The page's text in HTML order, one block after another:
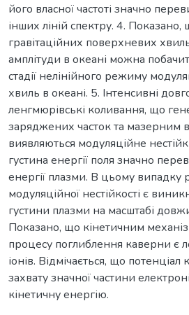
його власної частоті значно
інших ліній спектру. 4.
гравітаційних поверхневих
амплітуди в океані можна
стадії нелінійного режиму
хвиль в океані. 5. Інтенсивні
ленгмюрівські коливання, що
заряджених часток та мазерним
виявляються модуляційне
густина енергії поля значно
енергії плазми. В цьому випадку
модуляційної нестійкості є
густини плазми на масштабі
Показано, що кінетичним
процесу поглиблення каверни є
іонів. Відмічається, що
захвату значної частини
кінетичну енергію.